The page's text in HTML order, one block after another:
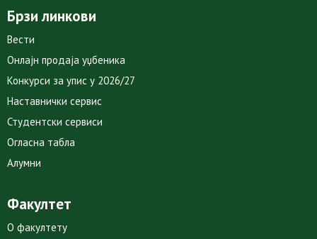
Брзи линкови
Вести
Онлајн продаја уџбеника
Конкурси за упис у 2026/27
Наставнички сервис
Студентски сервиси
Огласна табла
Алумни
Факултет
О факултету